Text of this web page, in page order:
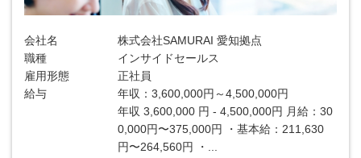
会社名
株式会社SAMURAI 愛知拠点
職種
インサイドセールス
雇用形態
正社員
給与
年収：3,600,000円～4,500,000円
年収 3,600,000 円 - 4,500,000円 月給：30
0,000円〜375,000円 ・基本給：211,630
円〜264,560円 ・...